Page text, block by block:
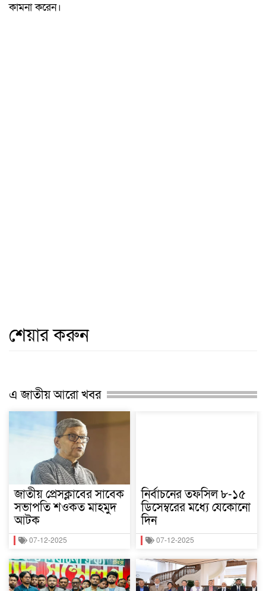
কামনা করেন।
শেয়ার করুন
এ জাতীয় আরো খবর
জাতীয় প্রেসক্লাবের সাবেক
সভাপতি শওকত মাহমুদ
আটক
07-12-2025
নির্বাচনের তফসিল ৮-১৫
ডিসেম্বরের মধ্যে যেকোনো
দিন
07-12-2025